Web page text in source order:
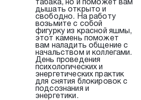
табака, но и поможет вам
дышать открыто и
свободно. На работу
возьмите с собой
фигурку из красной яшмы,
этот камень поможет
вам наладить общение с
начальством и коллегами.
День проведения
психологических и
энергетических практик
для снятия блокировок с
подсознания и
энергетики.